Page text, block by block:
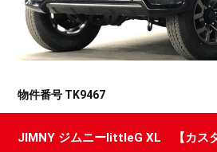
物件番号 TK9467
JIMNY ジムニーlittleG XL 【カスタ